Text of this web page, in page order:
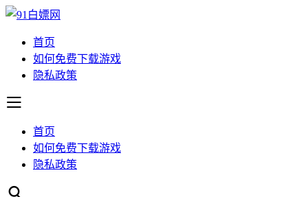
首页
如何免费下载游戏
隐私政策
首页
如何免费下载游戏
隐私政策